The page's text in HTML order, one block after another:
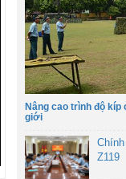
Nâng cao trình độ
giới
Z119